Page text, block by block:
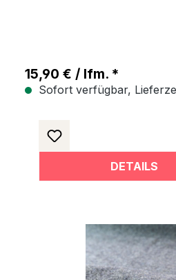
15,90 € / lfm. *
Sofort verfügbar,
DETAILS